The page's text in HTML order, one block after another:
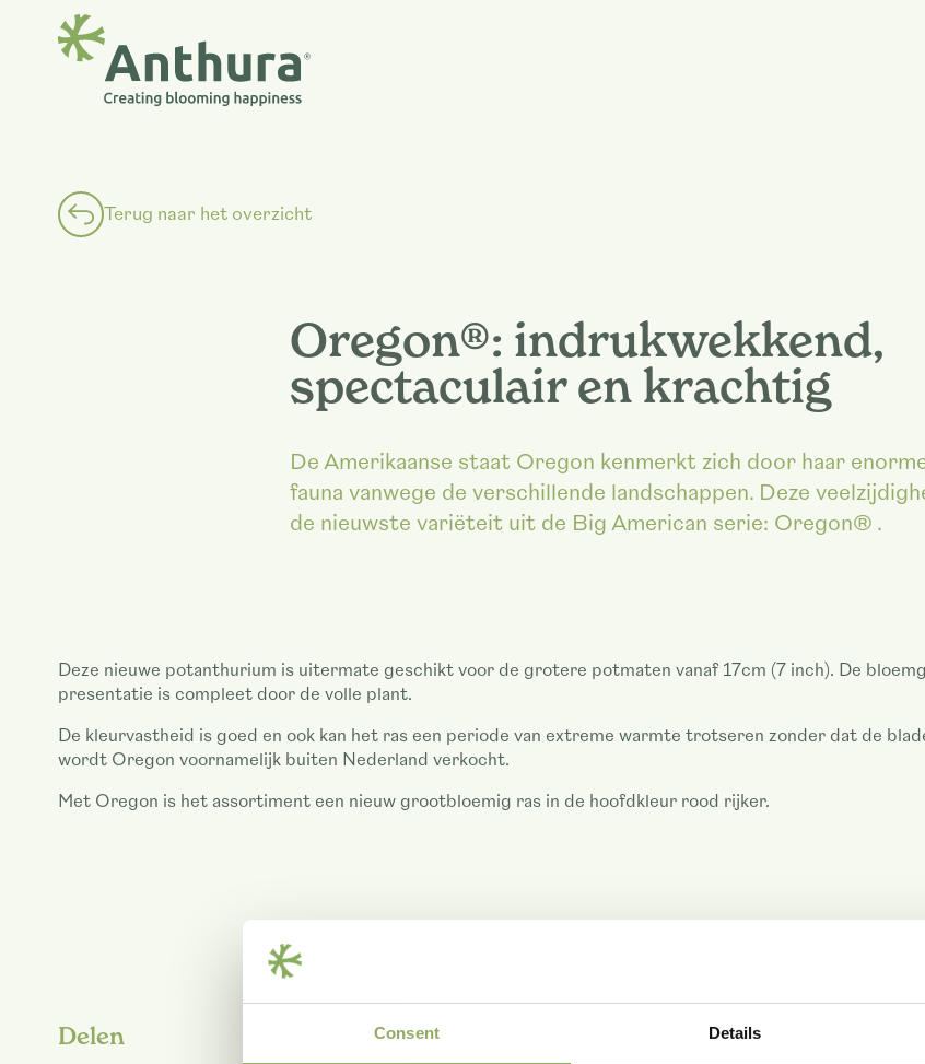
Consent Details
Terug naar het overzicht
Oregon®: indrukwekkend,
spectaculair en krachtig
De Amerikaanse staat Oregon kenmerkt zich door haar
fauna vanwege de verschillende landschappen. Deze
de nieuwste variëteit uit de Big American serie: Oregon® .
Deze nieuwe potanthurium is uitermate geschikt voor de grotere potmaten vanaf 17cm (7 inch). De
presentatie is compleet door de volle plant.
De kleurvastheid is goed en ook kan het ras een periode van extreme warmte trotseren zonder dat de
wordt Oregon voornamelijk buiten Nederland verkocht.
Met Oregon is het assortiment een nieuw grootbloemig ras in de hoofdkleur rood rijker.
Delen